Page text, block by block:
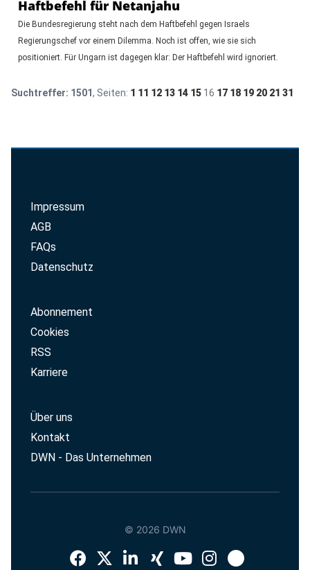
Haftbefehl für Netanjahu
Die Bundesregierung steht nach dem Haftbefehl gegen Israels
Regierungschef vor einem Dilemma. Noch ist offen, wie sie sich
positioniert. Für Ungarn ist dagegen klar: Der Haftbefehl wird ignoriert.
Suchtreffer: 1501, Seiten: 1 11 12 13 14 15 16 17 18 19 20 21 31
Impressum
AGB
FAQs
Datenschutz
Abonnement
Cookies
RSS
Karriere
Über uns
Kontakt
DWN - Das Unternehmen
© 2026 DWN